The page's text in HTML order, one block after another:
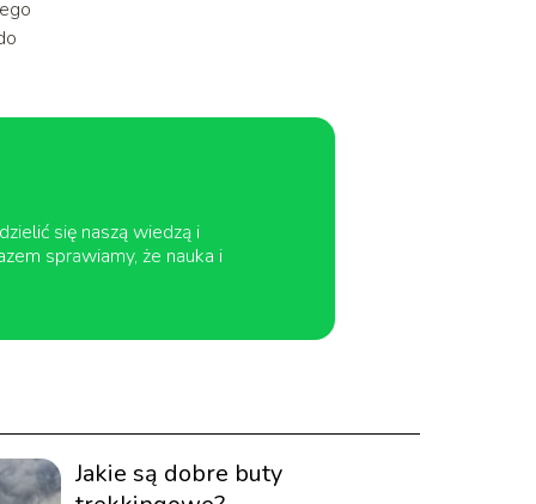
się naszą wiedzą i
sprawiamy, że nauka i
Jakie są dobre buty